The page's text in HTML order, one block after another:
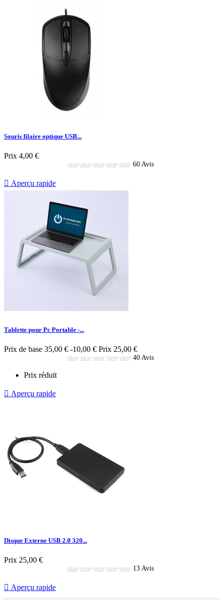
Souris filaire optique USB...
Prix 4,00 €
starstarstarstarstar 60 Avis
 Aperçu rapide
Tablette pour Pc Portable -...
Prix de base 35,00 € -10,00 € Prix 25,00 €
starstarstarstarstar 40 Avis
Prix réduit
 Aperçu rapide
Disque Externe USB 2.0 320...
Prix 25,00 €
starstarstarstarstar 13 Avis
 Aperçu rapide